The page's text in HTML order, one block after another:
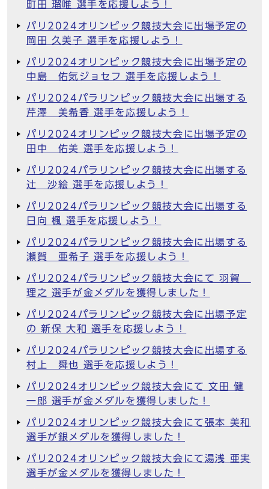
町田 瑠唯 選手を応援しよう！
パリ2024オリンピック競技大会に出場予定の
岡田 久美子 選手を応援しよう！
パリ2024オリンピック競技大会に出場予定の
中島 佑気ジョセフ 選手を応援しよう！
パリ2024パラリンピック競技大会に出場する
芹澤 美希香 選手を応援しよう！
パリ2024オリンピック競技大会に出場予定の
田中 佑美 選手を応援しよう！
パリ2024パラリンピック競技大会に出場する
辻 沙絵 選手を応援しよう！
パリ2024パラリンピック競技大会に出場する
日向 楓 選手を応援しよう！
パリ2024パラリンピック競技大会に出場する
瀬賀 亜希子 選手を応援しよう！
パリ2024パラリンピック競技大会にて 羽賀
理之 選手が金メダルを獲得しました！
パリ2024パラリンピック競技大会に出場予定
の 新保 大和 選手を応援しよう！
パリ2024パラリンピック競技大会に出場する
村上 舜也 選手を応援しよう！
パリ2024オリンピック競技大会にて 文田 健
一郎 選手が金メダルを獲得しました！
パリ2024オリンピック競技大会にて張本 美和
選手が銀メダルを獲得しました！
パリ2024オリンピック競技大会にて湯浅 亜実
選手が金メダルを獲得しました！